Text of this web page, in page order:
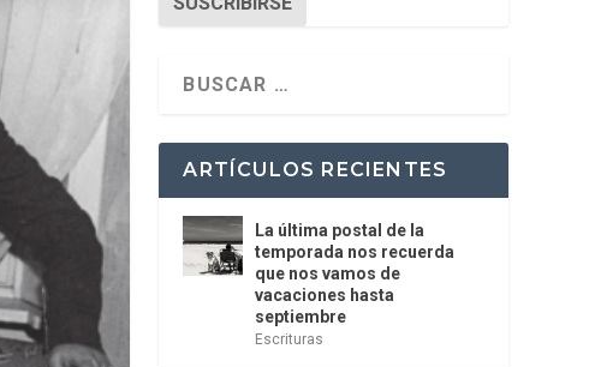
ARTÍCULOS RECIENTES
La última postal de la
temporada nos recuerda
que nos vamos de
vacaciones hasta
septiembre
Escrituras